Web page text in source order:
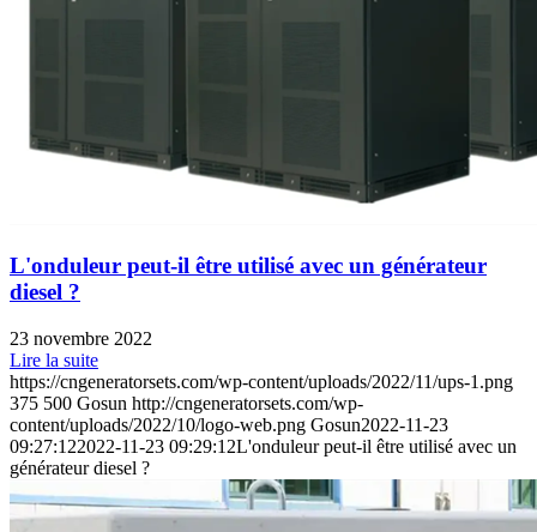
L'onduleur peut-il être utilisé avec un générateur
diesel ?
23 novembre 2022
Lire la suite
https://cngeneratorsets.com/wp-content/uploads/2022/11/ups-1.png
375 500 Gosun http://cngeneratorsets.com/wp-
content/uploads/2022/10/logo-web.png Gosun2022-11-23
09:27:122022-11-23 09:29:12L'onduleur peut-il être utilisé avec un
générateur diesel ?